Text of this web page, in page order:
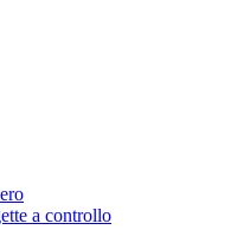
a controllo